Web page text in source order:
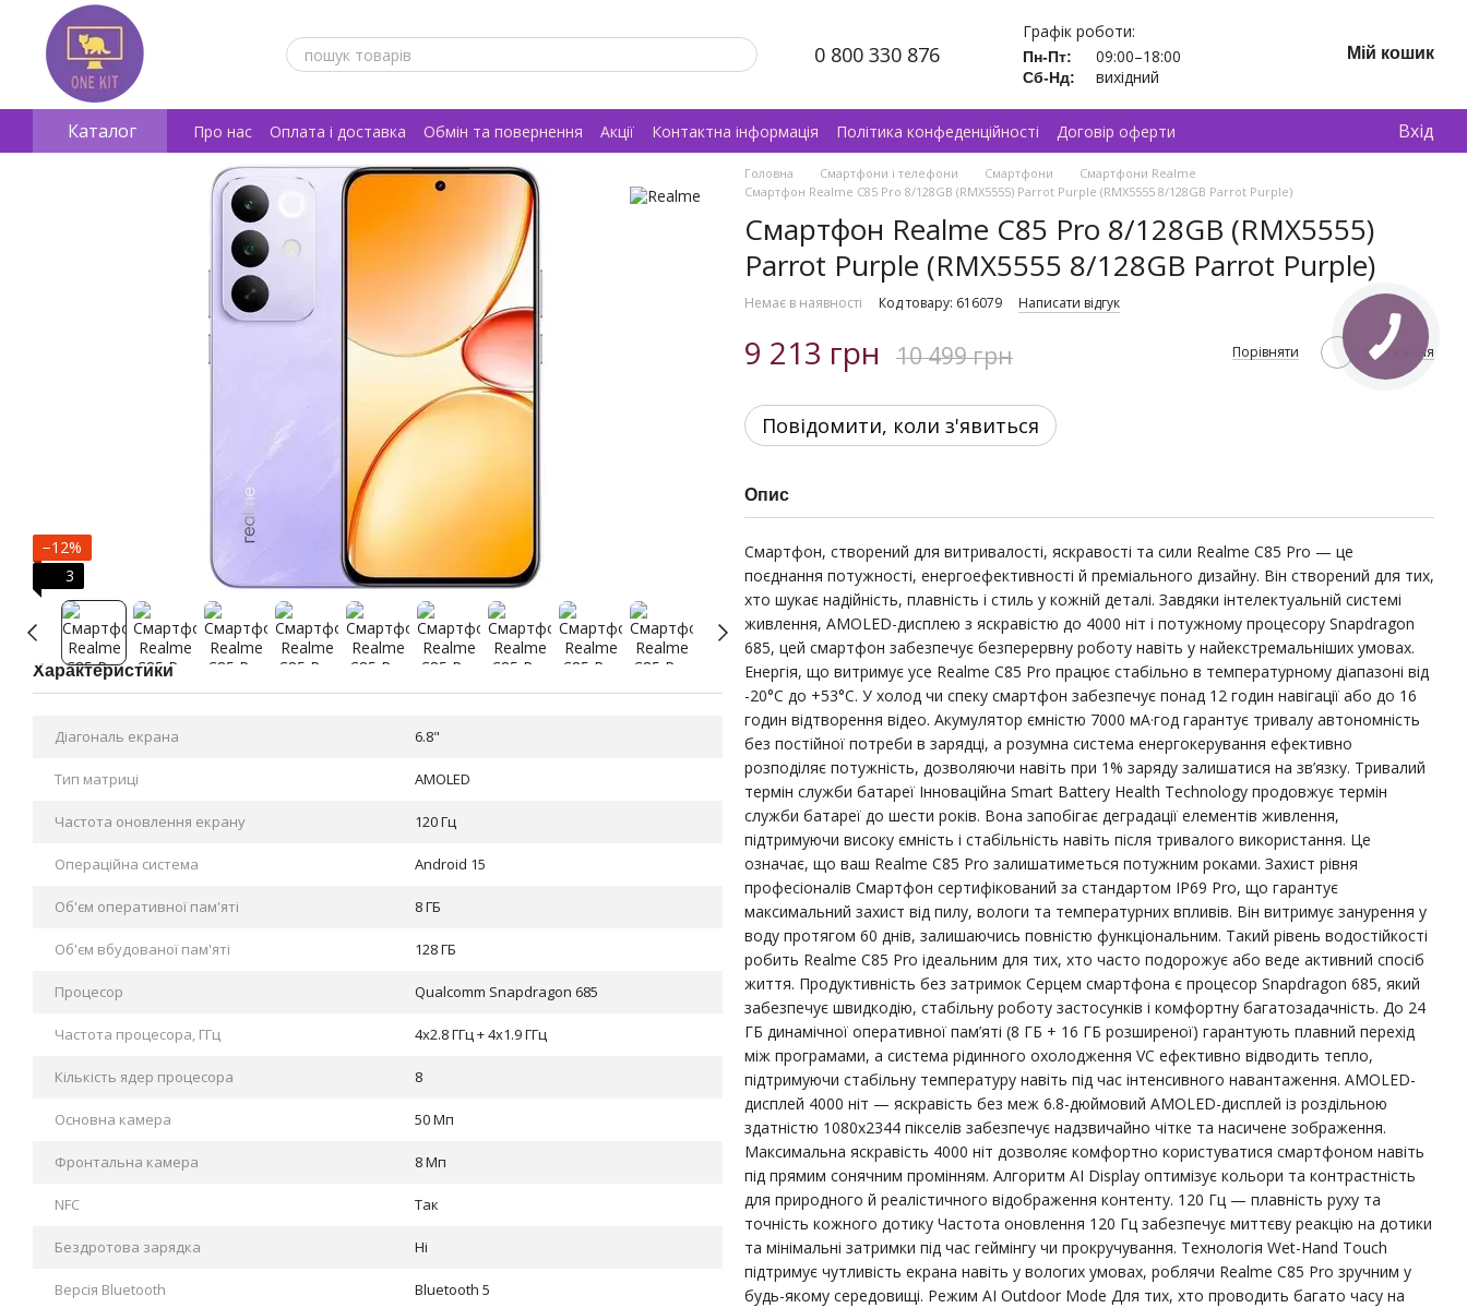
Перейти к основному контенту
0 800 330 876
Графік роботи:
Пн-Пт: 09:00–18:00
Сб-Нд: вихідний
Мій кошик
Каталог Про нас Оплата і доставка Обмін та повернення Акції Контактна інформація Політика конфеденційності
Договір оферти
Відгуки про магазин
Вхід
−12%
3
Характеристики
Діагональ екрана 6.8"
Тип матриці AMOLED
Частота оновлення екрану 120 Гц
Операційна система Android 15
Об'єм оперативної пам'яті 8 ГБ
Об'єм вбудованої пам'яті 128 ГБ
Процесор Qualcomm Snapdragon 685
Частота процесора, ГГц 4x2.8 ГГц + 4x1.9 ГГц
Кількість ядер процесора 8
Основна камера 50 Мп
Фронтальна камера 8 Мп
NFC Так
Бездротова зарядка Ні
Версія Bluetooth Bluetooth 5
Головна Смартфони і телефони Смартфони
Смартфони Realme
Смартфон Realme C85 Pro 8/128GB (RMX5555) Parrot Purple (RMX5555 8/128GB Parrot Purple)
Смартфон Realme C85 Pro 8/128GB (RMX5555)
Parrot Purple (RMX5555 8/128GB Parrot Purple)
Немає в наявності Код товару: 616079 Написати відгук
9 213 грн 10 499 грн Порівняти В бажання
Повідомити, коли з'явиться
Опис
Смартфон, створений для витривалості, яскравості та сили Realme C85 Pro — це
поєднання потужності, енергоефективності й преміального дизайну. Він створений для тих,
хто шукає надійність, плавність і стиль у кожній деталі. Завдяки інтелектуальній системі
живлення, AMOLED-дисплею з яскравістю до 4000 ніт і потужному процесору Snapdragon
685, цей смартфон забезпечує безперервну роботу навіть у найекстремальніших умовах.
Енергія, що витримує усе Realme C85 Pro працює стабільно в температурному діапазоні від
-20°C до +53°C. У холод чи спеку смартфон забезпечує понад 12 годин навігації або до 16
годин відтворення відео. Акумулятор ємністю 7000 мА·год гарантує тривалу автономність
без постійної потреби в зарядці, а розумна система енергокерування ефективно
розподіляє потужність, дозволяючи навіть при 1% заряду залишатися на зв’язку. Тривалий
термін служби батареї Інноваційна Smart Battery Health Technology продовжує термін
служби батареї до шести років. Вона запобігає деградації елементів живлення,
підтримуючи високу ємність і стабільність навіть після тривалого використання. Це
означає, що ваш Realme C85 Pro залишатиметься потужним роками. Захист рівня
професіоналів Смартфон сертифікований за стандартом IP69 Pro, що гарантує
максимальний захист від пилу, вологи та температурних впливів. Він витримує занурення у
воду протягом 60 днів, залишаючись повністю функціональним. Такий рівень водостійкості
робить Realme C85 Pro ідеальним для тих, хто часто подорожує або веде активний спосіб
життя. Продуктивність без затримок Серцем смартфона є процесор Snapdragon 685, який
забезпечує швидкодію, стабільну роботу застосунків і комфортну багатозадачність. До 24
ГБ динамічної оперативної пам’яті (8 ГБ + 16 ГБ розширеної) гарантують плавний перехід
між програмами, а система рідинного охолодження VC ефективно відводить тепло,
підтримуючи стабільну температуру навіть під час інтенсивного навантаження. AMOLED-
дисплей 4000 ніт — яскравість без меж 6.8-дюймовий AMOLED-дисплей із роздільною
здатністю 1080х2344 пікселів забезпечує надзвичайно чітке та насичене зображення.
Максимальна яскравість 4000 ніт дозволяє комфортно користуватися смартфоном навіть
під прямим сонячним промінням. Алгоритм AI Display оптимізує кольори та контрастність
для природного й реалістичного відображення контенту. 120 Гц — плавність руху та
точність кожного дотику Частота оновлення 120 Гц забезпечує миттєву реакцію на дотики
та мінімальні затримки під час геймінгу чи прокручування. Технологія Wet-Hand Touch
підтримує чутливість екрана навіть у вологих умовах, роблячи Realme C85 Pro зручним у
будь-якому середовищі. Режим AI Outdoor Mode Для тих, хто проводить багато часу на